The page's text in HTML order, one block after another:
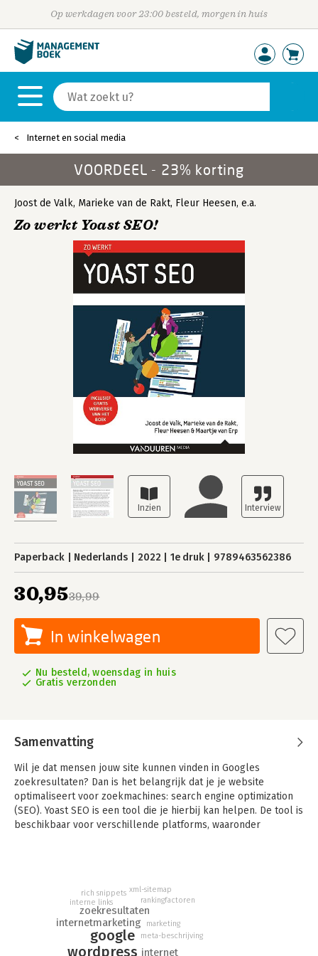
Op werkdagen voor 23:00 besteld, morgen in huis
Internet en social media
VOORDEEL - 23% korting
Joost de Valk, Marieke van de Rakt, Fleur Heesen, e.a.
Zo werkt Yoast SEO!
Paperback Nederlands 2022 1e druk 9789463562386
39,99
30,95
In winkelwagen
Nu besteld, woensdag in huis
Gratis verzonden
Samenvatting
Wil je dat mensen jouw site kunnen vinden in Googles
zoekresultaten? Dan is het belangrijk dat je je website
optimaliseert voor zoekmachines: search engine optimization
(SEO). Yoast SEO is een tool die je hierbij kan helpen. De tool is
beschikbaar voor verschillende platforms, waaronder
bekijkt hoe goed je tekst is geoptimaliseerd voor
zoekmachines. Aan de hand van groene, oranje en rode
bolletjes geeft de plug-in aan hoe je je content kunt
wordpress
google
internetmarketing
internet
zoekresultaten
meta-beschrijving
marketing
interne links
rich snippets xml-sitemap
rankingfactoren